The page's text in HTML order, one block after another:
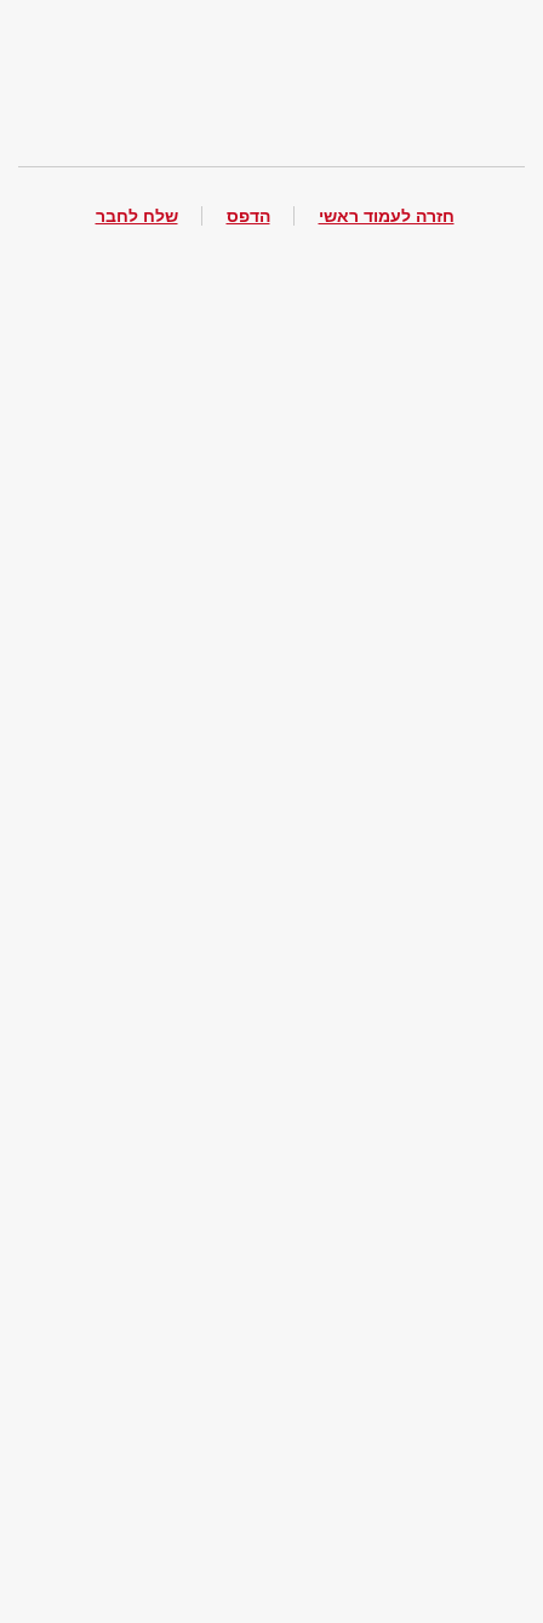
חזרה לעמוד ראשי הדפס שלח לחבר